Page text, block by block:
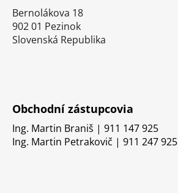
Bernolákova 18
902 01 Pezinok
Slovenská Republika
Obchodní zástupcovia
Ing. Martin Braniš | 911 147 925
Ing. Martin Petrakovič | 911 247 925